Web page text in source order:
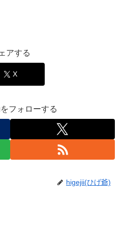
アする
X
フォローする
higejii(ひげ爺)